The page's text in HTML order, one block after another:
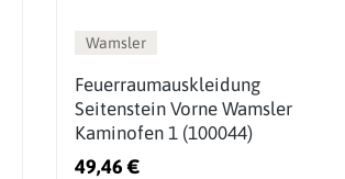
Wamsler
Feuerraumauskleidung
Seitenstein Vorne Wamsler
Kaminofen 1 (100044)
49,46 €